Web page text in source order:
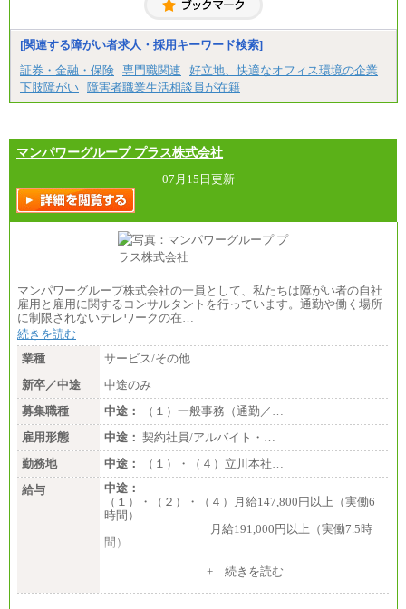
潟県、富山県、石川県、岡山県、広島県、山口県、
※5…青森県、鳥取県、島根県、愛媛県、高知県、大
分県、長崎県、熊本県、宮崎県、鹿児島県、沖縄
県、福島県、山形県
◆パート・アルバイト
時給制：最低時給額 1,050円～ ※勤務地により異な
【エアサーブ】
月給223,000円～
・試用期間中も給与変更なし
[関連する障がい者求人・採用キーワード検索]
証券・金融・保険 専門職関連
好立地、快適なオフィス環境の企業
下肢障がい 障害者職業生活相談員が在籍
マンパワーグループ プラス株式会社
07月15日更新
マンパワーグループ株式会社の一員として、私たちは障がい者の自社
雇用と雇用に関するコンサルタントを行っています。通勤や働く場所
に制限されないテレワークの在…
続きを読む
業種
サービス/その他
新卒／中途
中途のみ
募集職種
中途：
（１）一般事務（通勤／…
雇用形態
中途： 契約社員/アルバイト・…
勤務地
中途：
（１）・（４）立川本社…
給与
中途：
（１）・（２）・（４）月給147,800円以上（実働6
時間）
月給191,000円以上（実働7.5時
間）
（３）月給191,000円以上（実働7.5時間）
（５）月給147,800円以上（実働6時間）
+ 続きを読む